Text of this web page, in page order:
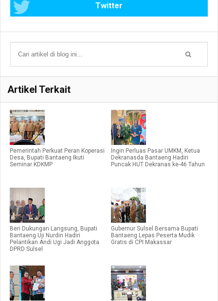
Twitter
Artikel Terkait
Pemerintah Perkuat Peran Koperasi
Desa, Bupati Bantaeng Ikuti
Seminar KDKMP
Ingin Perluas Pasar UMKM, Ketua
Dekranasda Bantaeng Hadiri
Puncak HUT Dekranas ke-46 Tahun
Beri Dukungan Langsung, Bupati
Bantaeng Uji Nurdin Hadiri
Pelantikan Andi Ugi Jadi Anggota
DPRD Sulsel
Gubernur Sulsel Bersama Bupati
Bantaeng Lepas Peserta Mudik
Gratis di CPI Makassar